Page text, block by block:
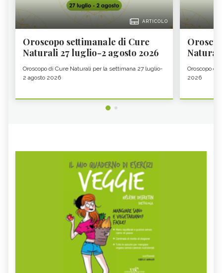
ARTICOLO
Oroscopo settimanale di Cure
Naturali 27 luglio-2 agosto 2026
Oroscopo di Cure Naturali per la settimana 27 luglio-
2 agosto 2026
Oroscopo di
2026